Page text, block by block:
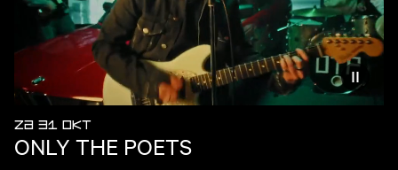
ZA 31 OKT
ONLY THE POETS